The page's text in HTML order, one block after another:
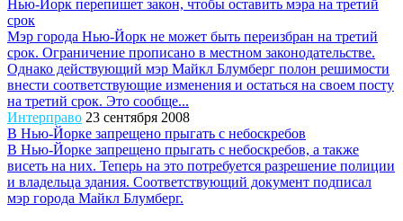
Нью-Йорк перепишет закон, чтобы оставить мэра на третий
срок
Мэр города Нью-Йорк не может быть переизбран на третий
срок. Ограничение прописано в местном законодательстве.
Однако действующий мэр Майкл Блумберг полон решимости
внести соответствующие изменения и остаться на своем посту
на третий срок. Это сообще...
Интерправо 23 сентября 2008
В Нью-Йорке запрещено прыгать с небоскребов
В Нью-Йорке запрещено прыгать с небоскребов, а также
висеть на них. Теперь на это потребуется разрешение полиции
и владельца здания. Соответствующий документ подписал
мэр города Майкл Блумберг.